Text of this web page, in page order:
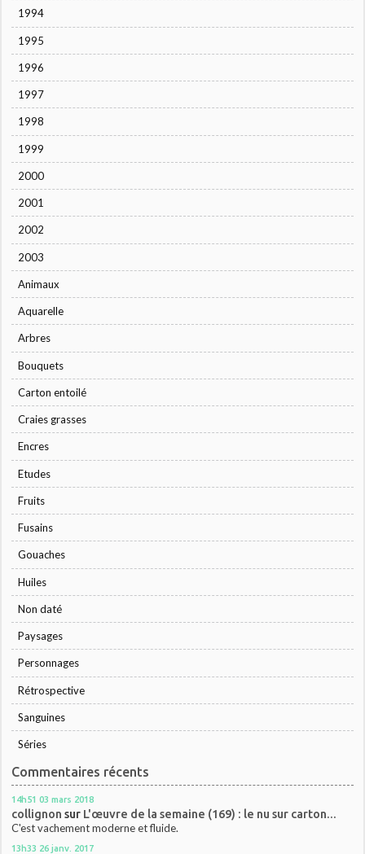
1994
1995
1996
1997
1998
1999
2000
2001
2002
2003
Animaux
Aquarelle
Arbres
Bouquets
Carton entoilé
Craies grasses
Encres
Etudes
Fruits
Fusains
Gouaches
Huiles
Non daté
Paysages
Personnages
Rétrospective
Sanguines
Séries
Commentaires récents
14h51 03 mars 2018
collignon sur L'œuvre de la semaine (169) : le nu sur carton...
C'est vachement moderne et fluide.
13h33 26 janv. 2017